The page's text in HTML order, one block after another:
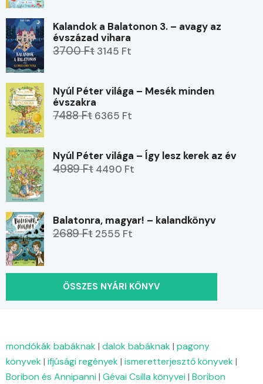
Kalandok a Balatonon 3. – avagy az
évszázad vihara
3700 Ft 3145 Ft
Nyúl Péter világa – Mesék minden
évszakra
7488 Ft 6365 Ft
Nyúl Péter világa – Így lesz kerek az év
4989 Ft 4490 Ft
Balatonra, magyar! – kalandkönyv
2689 Ft 2555 Ft
ÖSSZES NYÁRI KÖNYV
mondókák babáknak | dalok babáknak | pagony
könyvek | ifjúsági regények | ismeretterjesztő könyvek |
Boribon és Annipanni | Gévai Csilla könyvei | Boribon